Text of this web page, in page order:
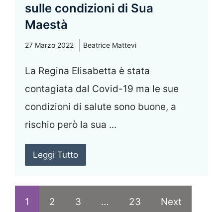
sulle condizioni di Sua
Maestà
27 Marzo 2022 Beatrice Mattevi
La Regina Elisabetta è stata
contagiata dal Covid-19 ma le sue
condizioni di salute sono buone, a
rischio però la sua ...
Leggi Tutto
1 2 3 … 23 Next